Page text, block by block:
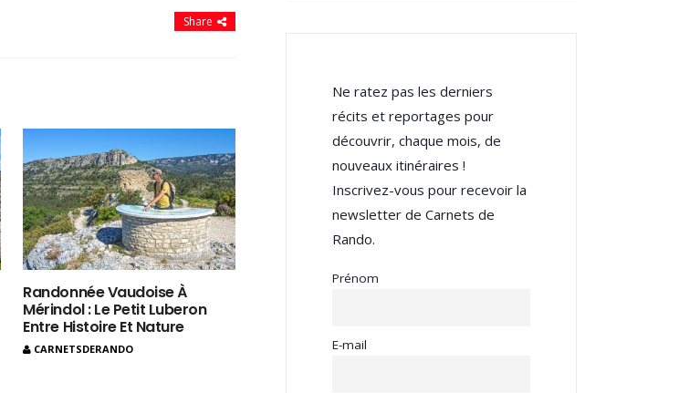
Share
Randonnée Vaudoise À
Mérindol : Le Petit Luberon
Entre Histoire Et Nature
CARNETSDERANDO
Ne ratez pas les derniers
récits et reportages pour
découvrir, chaque mois, de
nouveaux itinéraires !
Inscrivez-vous pour recevoir la
newsletter de Carnets de
Rando.
Prénom
E-mail